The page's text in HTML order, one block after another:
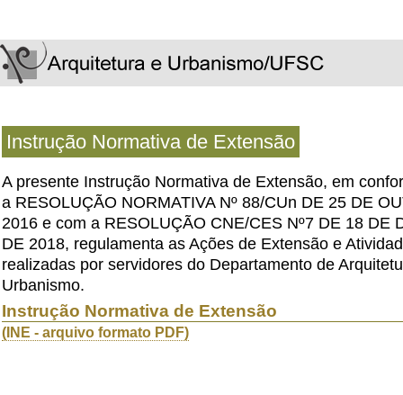
Instrução Normativa de Extensão
A presente Instrução Normativa de Extensão, em
a RESOLUÇÃO NORMATIVA Nº 88/CUn DE 25 DE
2016 e com a RESOLUÇÃO CNE/CES Nº7 DE 18 DE
DE 2018, regulamenta as Ações de Extensão e
realizadas por servidores do Departamento de
Urbanismo.
Instrução Normativa de Extensão
(INE - arquivo formato PDF)